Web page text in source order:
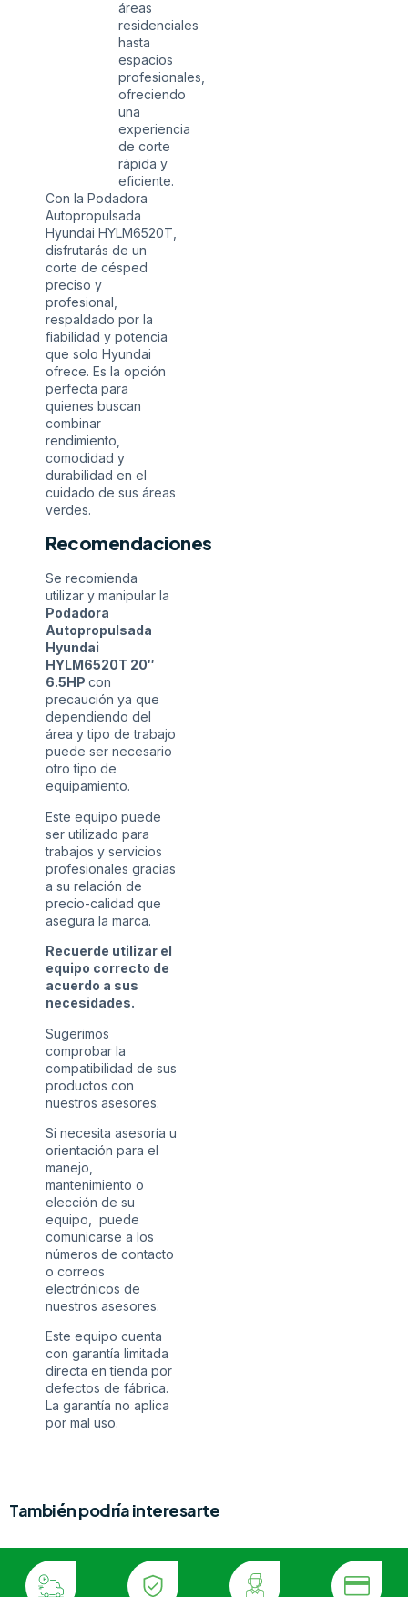
áreas
residenciales
hasta
espacios
profesionales,
ofreciendo
una
experiencia
de corte
rápida y
eficiente.
Con la Podadora
Autopropulsada
Hyundai HYLM6520T,
disfrutarás de un
corte de césped
preciso y
profesional,
respaldado por la
fiabilidad y potencia
que solo Hyundai
ofrece. Es la opción
perfecta para
quienes buscan
combinar
rendimiento,
comodidad y
durabilidad en el
cuidado de sus áreas
verdes.
Recomendaciones
Se recomienda
utilizar y manipular la
Podadora
Autopropulsada
Hyundai
HYLM6520T 20″
6.5HP con
precaución ya que
dependiendo del
área y tipo de trabajo
puede ser necesario
otro tipo de
equipamiento.
Este equipo puede
ser utilizado para
trabajos y servicios
profesionales gracias
a su relación de
precio-calidad que
asegura la marca.
Recuerde utilizar el
equipo correcto de
acuerdo a sus
necesidades.
Sugerimos
comprobar la
compatibilidad de sus
productos con
nuestros asesores.
Si necesita asesoría u
orientación para el
manejo,
mantenimiento o
elección de su
equipo, puede
comunicarse a los
números de contacto
o correos
electrónicos de
nuestros asesores.
Este equipo cuenta
con garantía limitada
directa en tienda por
defectos de fábrica.
La garantía no aplica
por mal uso.
También podría interesarte